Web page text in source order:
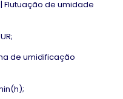
| Flutuação de umidade
de umidificação